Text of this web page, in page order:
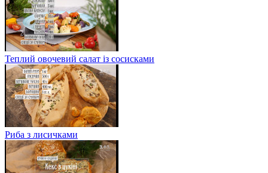
Теплий овочевий салат із сосисками
Риба з лисичками